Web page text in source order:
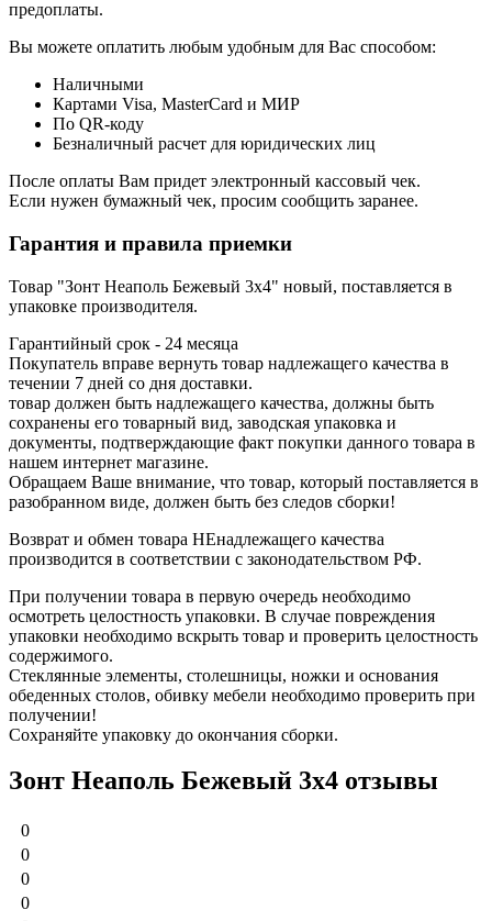
предоплаты.
Вы можете оплатить любым удобным для Вас способом:
Наличными
Картами Visa, MasterCard и МИР
По QR-коду
Безналичный расчет для юридических лиц
После оплаты Вам придет электронный кассовый чек.
Если нужен бумажный чек, просим сообщить заранее.
Гарантия и правила приемки
Товар "Зонт Неаполь Бежевый 3х4" новый, поставляется в
упаковке производителя.
Гарантийный срок - 24 месяца
Покупатель вправе вернуть товар надлежащего качества в
течении 7 дней со дня доставки.
товар должен быть надлежащего качества, должны быть
сохранены его товарный вид, заводская упаковка и
документы, подтверждающие факт покупки данного товара в
нашем интернет магазине.
Обращаем Ваше внимание, что товар, который поставляется в
разобранном виде, должен быть без следов сборки!
Возврат и обмен товара НЕнадлежащего качества
производится в соответствии с законодательством РФ.
При получении товара в первую очередь необходимо
осмотреть целостность упаковки. В случае повреждения
упаковки необходимо вскрыть товар и проверить целостность
содержимого.
Стеклянные элементы, столешницы, ножки и основания
обеденных столов, обивку мебели необходимо проверить при
получении!
Сохраняйте упаковку до окончания сборки.
Зонт Неаполь Бежевый 3х4 отзывы
0
0
0
0